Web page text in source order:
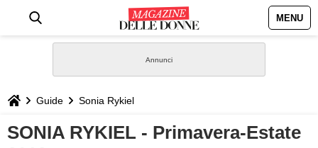
MENU
STILE
Guide Sonia Rykiel
SONIA RYKIEL - Primavera-Estate